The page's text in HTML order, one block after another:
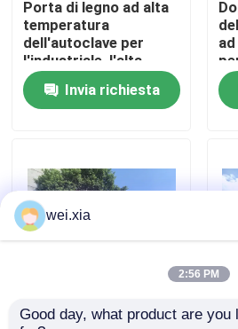
Visita alla fabbrica
Controllo della qualità
Notizie
Autoclave di AAC
Porta di legno ad alta
temperatura
dell'autoclave per
l'industriale, l'alta
pressione e l'alta
qualità di legno
Invia richiesta
Autoclave di legno con
wei.xia
2:56 PM
Good day, what product are you